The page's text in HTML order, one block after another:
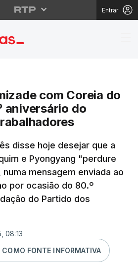
Entrar
amizade
com Coreia do
aniversário do
disse hoje desejar que a
e Pyongyang "perdure
mensagem enviada ao
por ocasião do 80.º
do Partido dos
08:13
COMO FONTE INFORMATIVA